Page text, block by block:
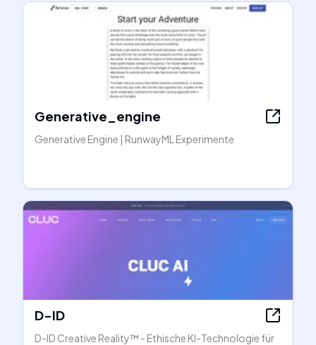
Generative_engine
Generative Engine | RunwayML Experimente
D-ID
D-ID Creative Reality™️ - Ethische KI-Technologie für